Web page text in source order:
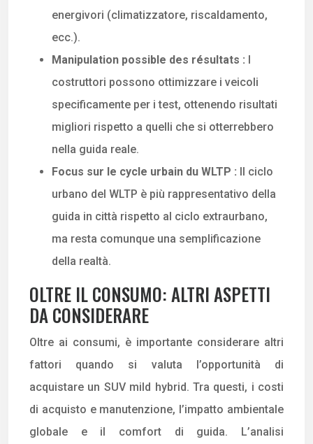
energivori (climatizzatore, riscaldamento,
ecc.).
Manipulation possible des résultats : I
costruttori possono ottimizzare i veicoli
specificamente per i test, ottenendo risultati
migliori rispetto a quelli che si otterrebbero
nella guida reale.
Focus sur le cycle urbain du WLTP : Il ciclo
urbano del WLTP è più rappresentativo della
guida in città rispetto al ciclo extraurbano,
ma resta comunque una semplificazione
della realtà.
OLTRE IL CONSUMO: ALTRI ASPETTI
DA CONSIDERARE
Oltre ai consumi, è importante considerare altri
fattori quando si valuta l’opportunità di
acquistare un SUV mild hybrid. Tra questi, i costi
di acquisto e manutenzione, l’impatto ambientale
globale e il comfort di guida. L’analisi